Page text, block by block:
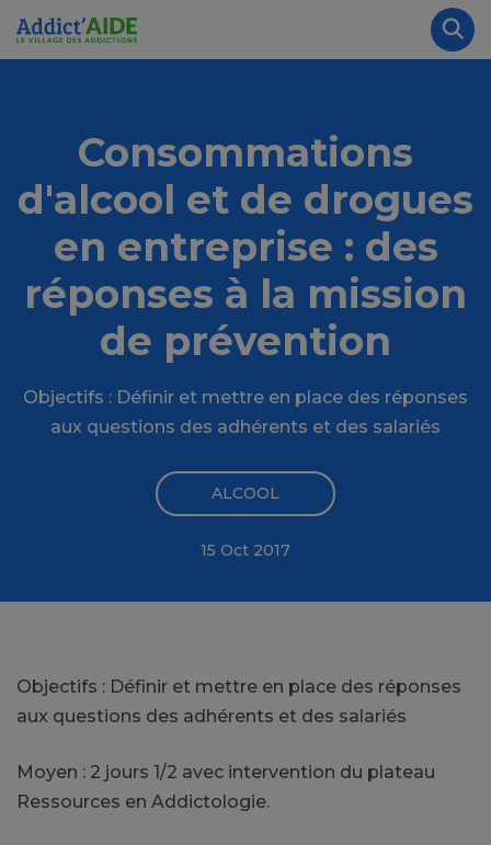
Aller au contenu principal
Consommations
d'alcool et de drogues
en entreprise : des
réponses à la mission
de prévention
Objectifs : Définir et mettre en place des réponses
aux questions des adhérents et des salariés
ALCOOL
15 Oct 2017
Objectifs : Définir et mettre en place des réponses
aux questions des adhérents et des salariés
Moyen : 2 jours 1/2 avec intervention du plateau
Ressources en Addictologie.
Panneau de gestion des cookies